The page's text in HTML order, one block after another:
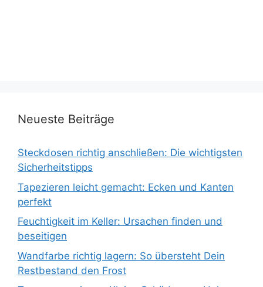
Neueste Beiträge
Steckdosen richtig anschließen: Die wichtigsten
Sicherheitstipps
Tapezieren leicht gemacht: Ecken und Kanten
perfekt
Feuchtigkeit im Keller: Ursachen finden und
beseitigen
Wandfarbe richtig lagern: So übersteht Dein
Restbestand den Frost